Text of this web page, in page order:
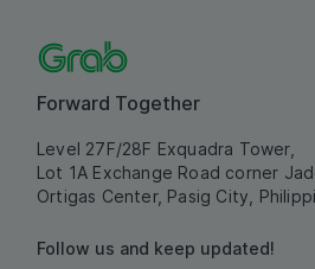
Forward Together
Level 27F/28F Exquadra Tower,
Lot 1A Exchange Road corner
Ortigas Center, Pasig City,
Follow us and keep updated!